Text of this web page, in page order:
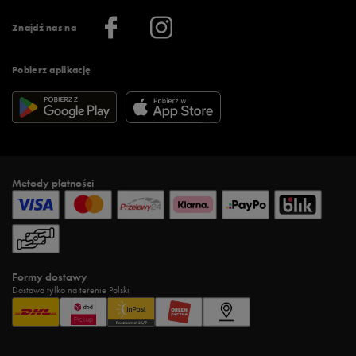
Znajdź nas na
Pobierz aplikację
Więcej regulaminów >
Informacje o firmie
Metody płatności
Formy dostawy
Dostawa tylko na terenie Polski